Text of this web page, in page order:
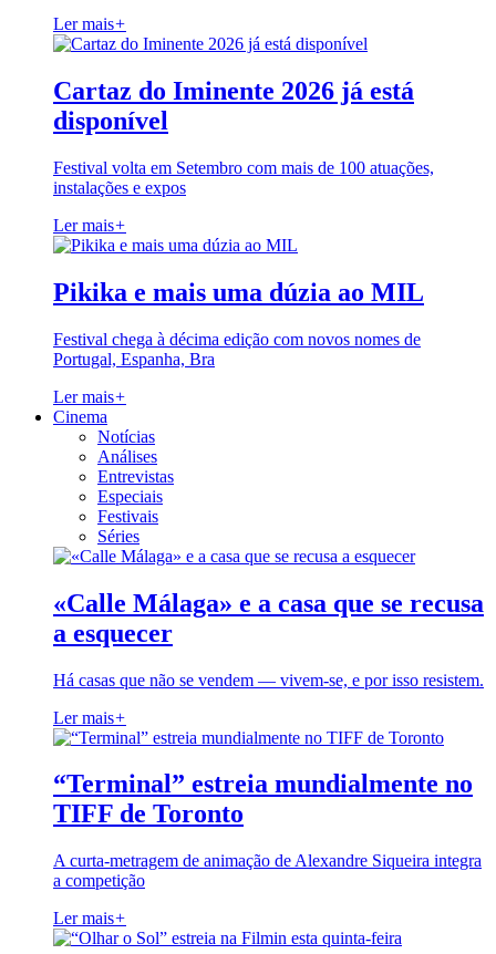
Ler mais+
Cartaz do Iminente 2026 já está
disponível
Festival volta em Setembro com mais de 100 atuações,
instalações e expos
Ler mais+
Pikika e mais uma dúzia ao MIL
Festival chega à décima edição com novos nomes de
Portugal, Espanha, Bra
Ler mais+
Cinema
Notícias
Análises
Entrevistas
Especiais
Festivais
Séries
«Calle Málaga» e a casa que se recusa
a esquecer
Há casas que não se vendem — vivem-se, e por isso resistem.
Ler mais+
“Terminal” estreia mundialmente no
TIFF de Toronto
A curta-metragem de animação de Alexandre Siqueira integra
a competição
Ler mais+